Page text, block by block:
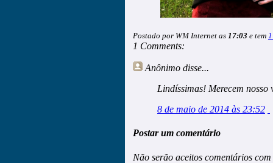
Postado por WM Internet as 17:03 e tem
1 Comments:
Anônimo disse...
Lindíssimas! Merecem nosso
8 de maio de 2014 às 23:52
Postar um comentário
Não serão aceitos comentários